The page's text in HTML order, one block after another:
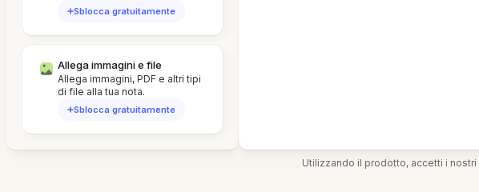
Sblocca gratuitamente
Allega immagini e file
Allega immagini, PDF e altri tipi
di file alla tua nota.
Sblocca gratuitamente
Utilizzando il prodotto, accetti i nostri